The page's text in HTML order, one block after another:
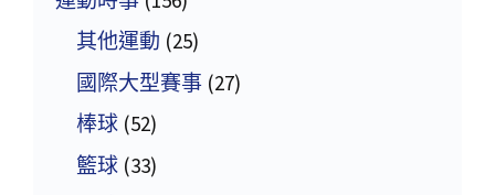
其他運動 (25)
國際大型賽事 (27)
棒球 (52)
籃球 (33)